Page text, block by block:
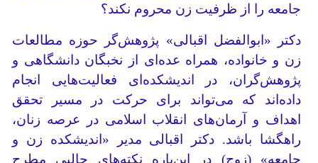
جامعه را از ظرفیت زن محروم نکند؟
دکتر «ابوالفضل اقبالی» پژوهش‌گر حوزه مطالعات
زن و خانواده، همراه عده‌ای از نخبگان دانشگاهی و
پژوهش‌گران، در اندیشکده‌ای فعالیت‌هایی انجام
داده‌اند که می‌تواند برای حرکت در مسیر تحقق
اهداف و آرمان‌های انقلاب اسلامی در عرصه زنان،
راهگشا باشد. دکتر اقبالی مدیر «اندیشکده زن و
جامعه» (زوج) در این‌باره نکته‌های جالبی مطرح